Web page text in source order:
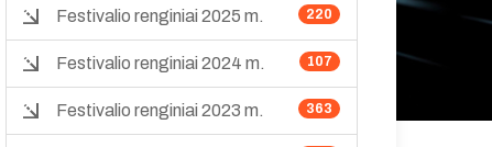
220
Festivalio renginiai 2025 m.
107
Festivalio renginiai 2024 m.
363
Festivalio renginiai 2023 m.